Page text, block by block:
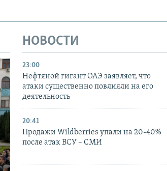
НОВОСТИ
23:00
Нефтяной гигант ОАЭ заявляет, что
атаки существенно повлияли на его
деятельность
20:41
Продажи Wildberries упали на 20-40%
после атак ВСУ – СМИ